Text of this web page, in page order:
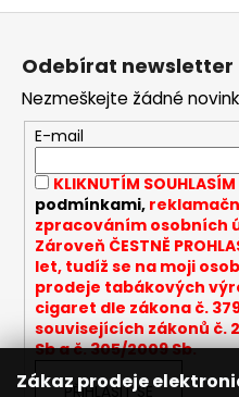
Zákaz prodeje
t
?
D
p
o
r
u
Z
Odebírat newsletter
Nezmeškejte žádné
E-mail
KLIKNUTÍM
podmínkami,
zpracováním osobních
Zároveň ČESTNĚ
let, tudíž se na moji
prodeje tabákových
cigaret dle zákona č.
souvisejících zákonů č.
Sb a č. 305/2009 Sb.
PŘIHLÁSIT SE